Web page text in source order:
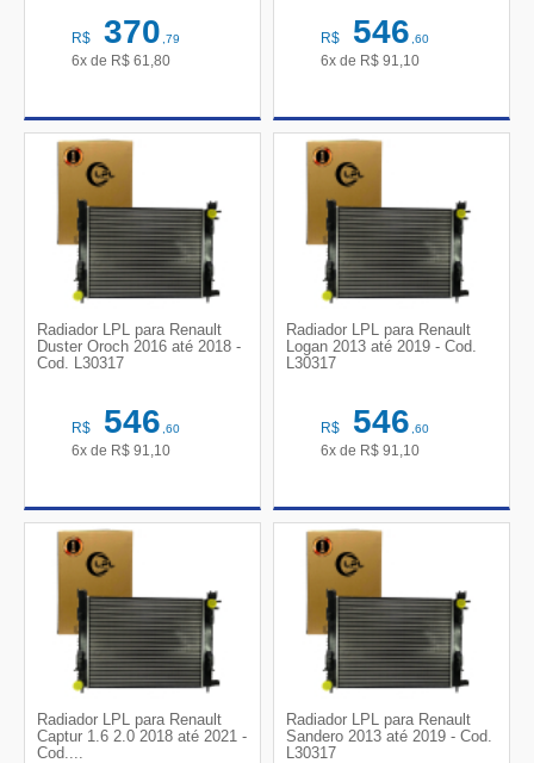
R$ 370,79
6x de R$ 61,80
R$ 546,60
6x de R$ 91,10
Radiador LPL para Renault
Duster Oroch 2016 até 2018 -
Cod. L30317
R$ 546,60
6x de R$ 91,10
Radiador LPL para Renault
Logan 2013 até 2019 - Cod.
L30317
R$ 546,60
6x de R$ 91,10
Radiador LPL para Renault
Captur 1.6 2.0 2018 até 2021 -
Cod....
Radiador LPL para Renault
Sandero 2013 até 2019 - Cod.
L30317